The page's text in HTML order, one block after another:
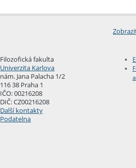
Filozofická fakulta
Univerzita Karlova
nám. Jana Palacha 1/2
116 38 Praha 1
IČO: 00216208
DIČ: CZ00216208
Další kontakty
Podatelna